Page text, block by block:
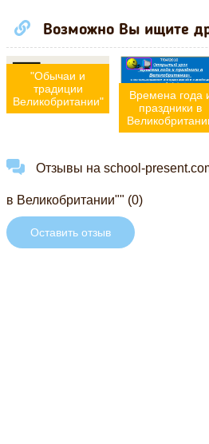
Возможно Вы ищите
"Обычаи и
традиции
Великобритании"
Времена года
праздники в
Отзывы на school-
в Великобритании"" (0)
Оставить отзыв